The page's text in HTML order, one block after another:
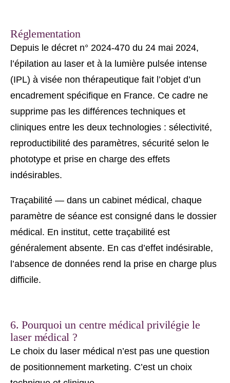
Réglementation
Depuis le décret n° 2024-470 du 24 mai 2024,
l’épilation au laser et à la lumière pulsée intense
(IPL) à visée non thérapeutique fait l’objet d’un
encadrement spécifique en France. Ce cadre ne
supprime pas les différences techniques et
cliniques entre les deux technologies : sélectivité,
reproductibilité des paramètres, sécurité selon le
phototype et prise en charge des effets
indésirables.
Traçabilité — dans un cabinet médical, chaque
paramètre de séance est consigné dans le dossier
médical. En institut, cette traçabilité est
généralement absente. En cas d’effet indésirable,
l’absence de données rend la prise en charge plus
difficile.
6. Pourquoi un centre médical privilégie le
laser médical ?
Le choix du laser médical n’est pas une question
de positionnement marketing. C’est un choix